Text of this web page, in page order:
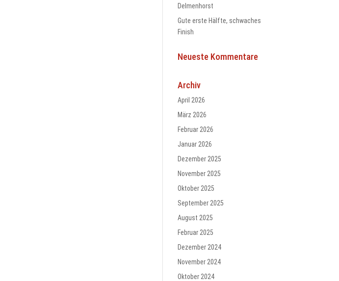
Delmenhorst
Gute erste Hälfte, schwaches
Finish
Neueste Kommentare
Archiv
April 2026
März 2026
Februar 2026
Januar 2026
Dezember 2025
November 2025
Oktober 2025
September 2025
August 2025
Februar 2025
Dezember 2024
November 2024
Oktober 2024